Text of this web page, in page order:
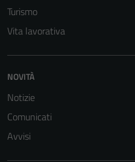
Turismo
Vita lavorativa
NOVITÀ
Notizie
Comunicati
Avvisi